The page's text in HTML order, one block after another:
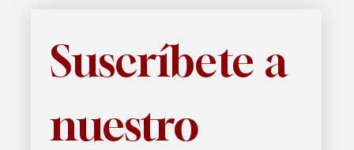
Suscríbete a
nuestro